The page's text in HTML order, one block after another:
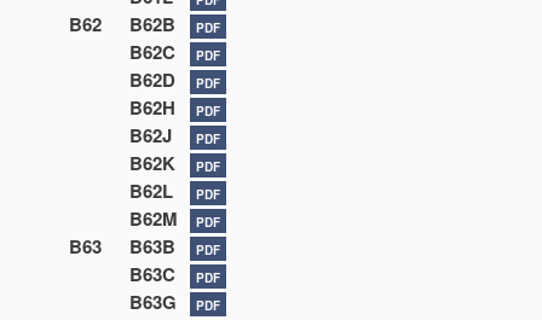
B62 B62B PDF
B62C PDF
B62D PDF
B62H PDF
B62J PDF
B62K PDF
B62L PDF
B62M PDF
B63 B63B PDF
B63C PDF
B63G PDF